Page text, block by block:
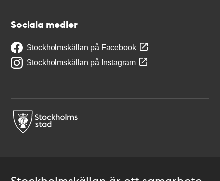
Sociala medier
Stockholmskällan på Facebook
Stockholmskällan på Instagram